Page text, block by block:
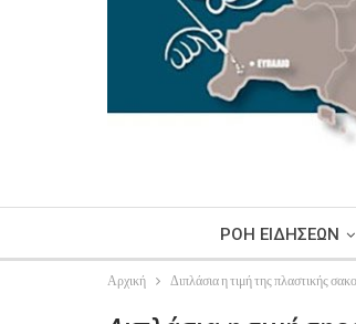
ΡΟΗ ΕΙΔΗΣΕΩΝ
Αρχική Διπλάσια η τιμή της πλαστικής